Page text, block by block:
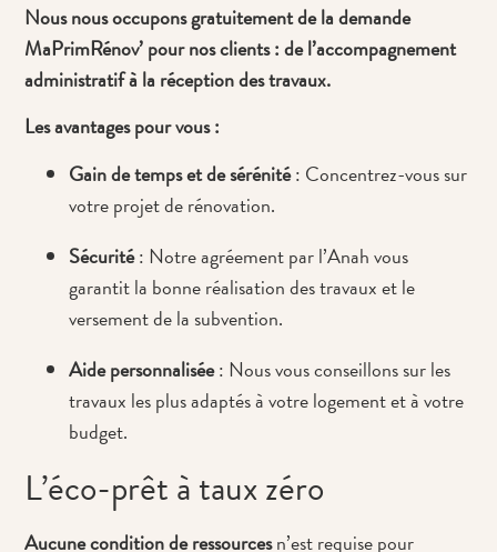
Nous nous occupons gratuitement de la demande
MaPrimRénov’ pour nos clients : de l’accompagnement
administratif à la réception des travaux.
Les avantages pour vous :
Gain de temps et de sérénité: Concentrez-vous sur
votre projet de rénovation.
Sécurité: Notre agréement par l’Anah vous
garantit la bonne réalisation des travaux et le
versement de la subvention.
Aide personnalisée: Nous vous conseillons sur les
travaux les plus adaptés à votre logement et à votre
budget.
L’éco-prêt à taux zéro
Aucune condition de ressourcesn’est requise pour